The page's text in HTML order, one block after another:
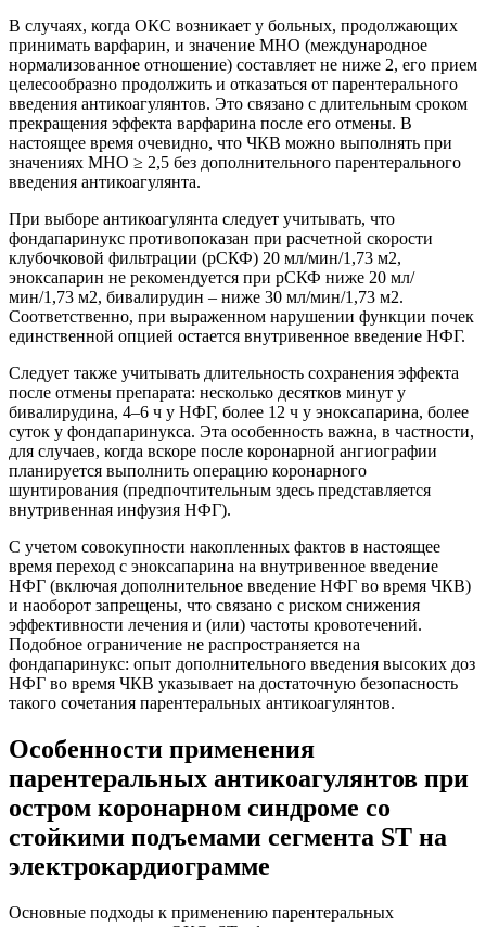
В случаях, когда ОКС возникает у больных, продолжающих
принимать варфарин, и значение МНО (международное
нормализованное отношение) составляет не ниже 2, его прием
целесообразно продолжить и отказаться от парентерального
введения антикоагулянтов. Это связано c длительным сроком
прекращения эффекта варфарина после его отмены. В
настоящее время очевидно, что ЧКВ можно выполнять при
значениях МНО ≥ 2,5 без дополнительного парентерального
введения антикоагулянта.
При выборе антикоагулянта следует учитывать, что
фондапаринукс противопоказан при расчетной скорости
клубочковой фильтрации (рСКФ) 20 мл/мин/1,73 м2,
эноксапарин не рекомендуется при рСКФ ниже 20 мл/
мин/1,73 м2, бивалирудин – ниже 30 мл/мин/1,73 м2.
Соответственно, при выраженном нарушении функции почек
единственной опцией остается внутривенное введение НФГ.
Следует также учитывать длительность сохранения эффекта
после отмены препарата: несколько десятков минут у
бивалирудина, 4–6 ч у НФГ, более 12 ч у эноксапарина, более
суток у фондапаринукса. Эта особенность важна, в частности,
для случаев, когда вскоре после коронарной ангиографии
планируется выполнить операцию коронарного
шунтирования (предпочтительным здесь представляется
внутривенная инфузия НФГ).
С учетом совокупности накопленных фактов в настоящее
время переход c эноксапарина на внутривенное введение
НФГ (включая дополнительное введение НФГ во время ЧКВ)
и наоборот запрещены, что связано c риском снижения
эффективности лечения и (или) частоты кровотечений.
Подобное ограничение не распространяется на
фондапаринукс: опыт дополнительного введения высоких доз
НФГ во время ЧКВ указывает на достаточную безопасность
такого сочетания парентеральных антикоагулянтов.
Особенности применения
парентеральных антикоагулянтов при
остром коронарном синдроме со
стойкими подъемами сегмента ST на
электрокардиограмме
Основные подходы к применению парентеральных